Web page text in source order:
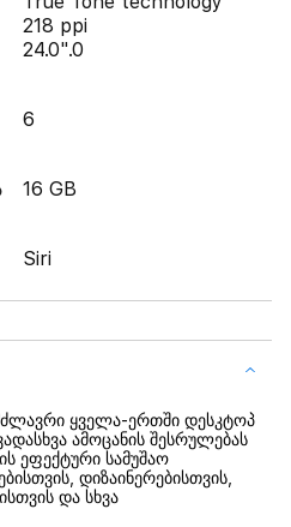
218 ppi
24.0".0
6
16 GB
Siri
ყველა-ერთში დესკტოპ
ამოცანის შესრულებას
ეფექტური სამუშაო
დიზაინერებისთვის,
და სხვა